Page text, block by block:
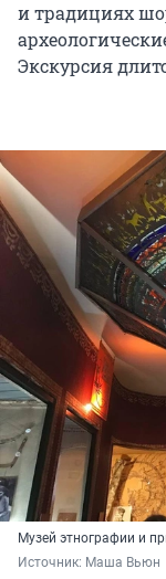
и традициях
Экскурсия
Музей этнографии и
Источник: Маша Вьюн